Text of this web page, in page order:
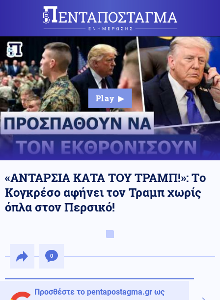
«ΑΝΤΑΡΣΙΑ ΚΑΤΑ ΤΟΥ ΤΡΑΜΠ!»: Tο
Κογκρέσο αφήνει τον Τραμπ χωρίς
όπλα στον Περσικό!
0
Προσθέστε το pentapostagma.gr ως